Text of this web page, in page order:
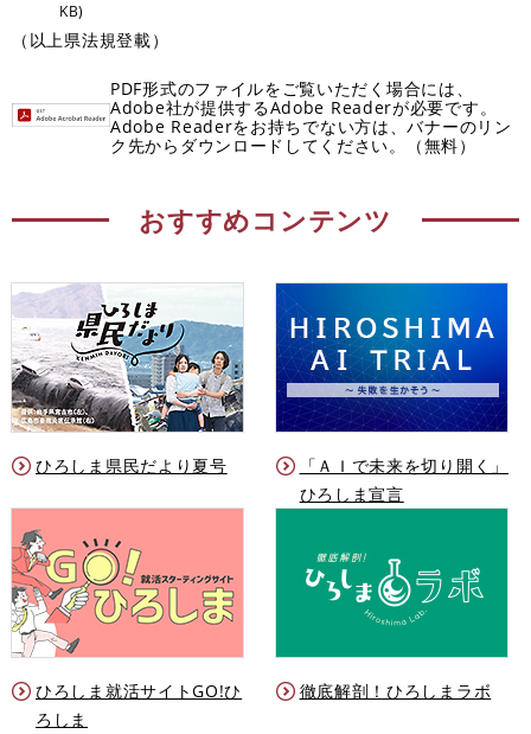
KB)
（以上県法規登載）
PDF形式のファイルをご覧いただく場合には、
Adobe社が提供するAdobe Readerが必要です。
Adobe Readerをお持ちでない方は、バナーのリン
ク先からダウンロードしてください。（無料）
おすすめコンテンツ
ひろしま県民だより夏号
「ＡＩで未来を切り開く」
ひろしま宣言
ひろしま就活サイトGO!ひ
ろしま
徹底解剖！ひろしまラボ